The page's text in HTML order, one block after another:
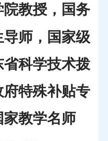
教授，国务
导师，国家级
科学技术拨
特殊补贴专
教学名师